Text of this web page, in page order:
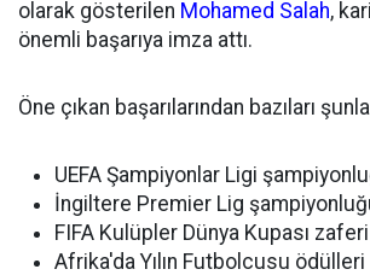
olarak gösterilen Mohamed Salah,
önemli başarıya imza attı.
Öne çıkan başarılarından bazıları
UEFA Şampiyonlar Ligi
İngiltere Premier Lig
FIFA Kulüpler Dünya Kupası zaferi
Afrika'da Yılın Futbolcusu ödülleri